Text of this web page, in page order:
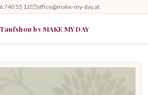
740 55 12 office@make-my-day.at
by MAKE MY DAY